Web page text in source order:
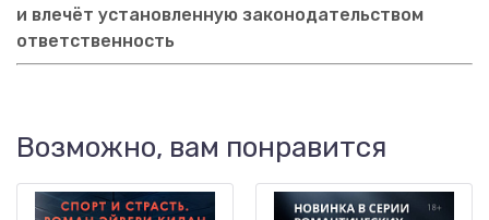
и влечёт установленную законодательством
ответственность
Возможно, вам понравится